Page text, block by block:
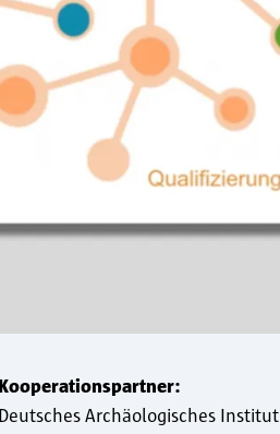
Kooperationspartner:
Deutsches Archäologisches Institut